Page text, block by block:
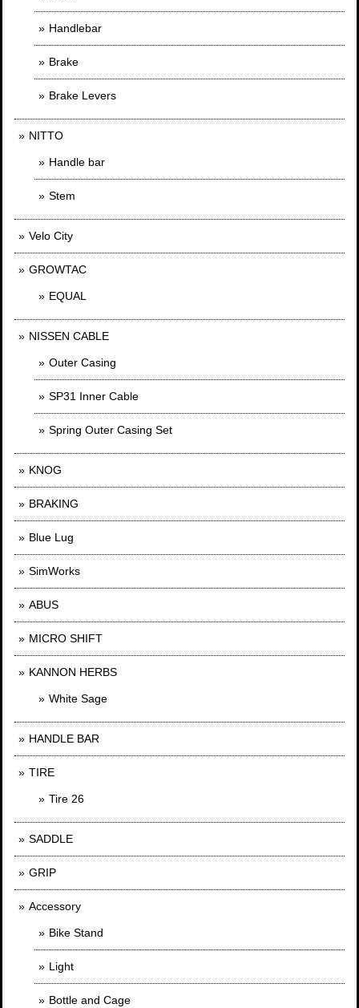
Handlebar
Brake
Brake Levers
NITTO
Handle bar
Stem
Velo City
GROWTAC
EQUAL
NISSEN CABLE
Outer Casing
SP31 Inner Cable
Spring Outer Casing Set
KNOG
BRAKING
Blue Lug
SimWorks
ABUS
MICRO SHIFT
KANNON HERBS
White Sage
HANDLE BAR
TIRE
Tire 26
SADDLE
GRIP
Accessory
Bike Stand
Light
Bottle and Cage